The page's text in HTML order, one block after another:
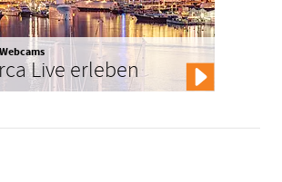
Live erleben